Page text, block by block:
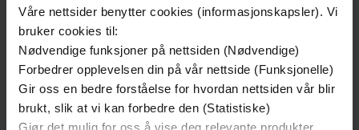
Våre nettsider benytter cookies (informasjonskapsler). Vi
bruker cookies til:
Nødvendige funksjoner på nettsiden (Nødvendige)
Forbedrer opplevelsen din på vår nettside (Funksjonelle)
Gir oss en bedre forståelse for hvordan nettsiden vår blir
brukt, slik at vi kan forbedre den (Statistiske)
Gjør det mulig for oss å vise deg relevante produkter,
Hedvig Montgomery
EBOK
Jordan B. Peterson
Undertittel brev fra helsetjenesten